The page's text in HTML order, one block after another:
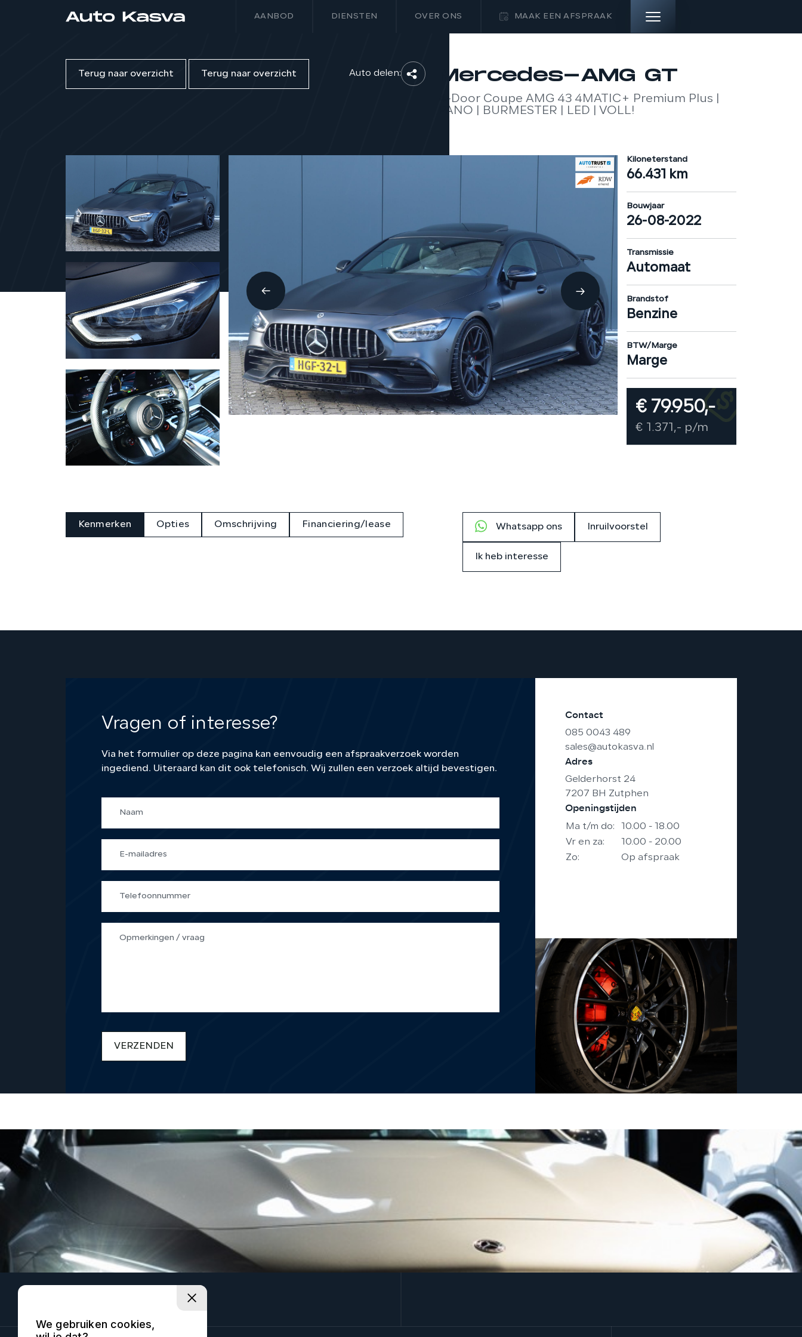
AANBOD DIENSTEN OVER ONS MAAK EEN AFSPRAAK
HOME
AANBOD
VERKOCHT
OVER ONS
CONTACT
Terug naar overzicht Terug naar overzicht Auto delen: Mercedes-AMG GT
4-Door Coupe AMG 43 4MATIC+ Premium Plus |
PANO | BURMESTER | LED | VOLL!
Kiloneterstand
66.431 km
Bouwjaar
26-08-2022
Transmissie
Automaat
Brandstof
Benzine
BTW/Marge
Marge
€ 79.950,-
€ 1.371,- p/m
Whatsapp ons Inruilvoorstel
Ik heb interesse
Kenmerken Opties Omschrijving Financiering/lease
Vragen of interesse?
Via het formulier op deze pagina kan eenvoudig een afspraakverzoek worden
ingediend. Uiteraard kan dit ook telefonisch. Wij zullen een verzoek altijd bevestigen.
VERZENDEN
Contact
085 0043 489
sales@autokasva.nl
Adres
Gelderhorst 24
7207 BH Zutphen
Openingstijden
Ma t/m do:
10.00 - 18.00
Vr en za:
10.00 - 20.00
Zo:
Op afspraak
We gebruiken cookies,